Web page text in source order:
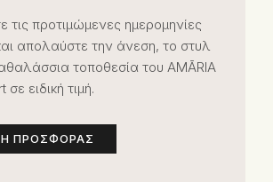
τις προτιμώμενες ημερομηνίες
απολαύστε την άνεση, το στυλ
τοποθεσία του AMĀRIA
ειδική τιμή.
ΠΡΟΣΦΟΡΆΣ